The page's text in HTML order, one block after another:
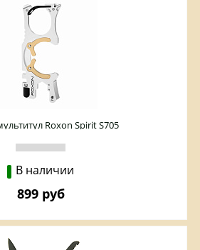
Roxon Spirit S705
В наличии
899 руб